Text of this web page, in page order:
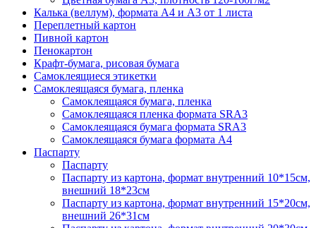
Калька (веллум), формата А4 и А3 от 1 листа
Переплетный картон
Пивной картон
Пенокартон
Крафт-бумага, рисовая бумага
Самоклеящиеся этикетки
Самоклеящаяся бумага, пленка
Самоклеящаяся бумага, пленка
Самоклеящаяся пленка формата SRА3
Самоклеящаяся бумага формата SRА3
Самоклеящаяся бумага формата А4
Паспарту
Паспарту
Паспарту из картона, формат внутренний 10*15см,
внешний 18*23см
Паспарту из картона, формат внутренний 15*20см,
внешний 26*31см